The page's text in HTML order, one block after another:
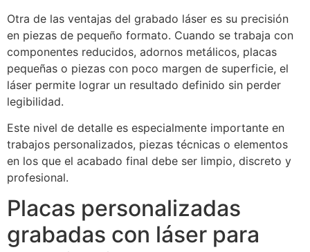
Otra de las ventajas del grabado láser es su precisión
en piezas de pequeño formato. Cuando se trabaja con
componentes reducidos, adornos metálicos, placas
pequeñas o piezas con poco margen de superficie, el
láser permite lograr un resultado definido sin perder
legibilidad.
Este nivel de detalle es especialmente importante en
trabajos personalizados, piezas técnicas o elementos
en los que el acabado final debe ser limpio, discreto y
profesional.
Placas personalizadas
grabadas con láser para